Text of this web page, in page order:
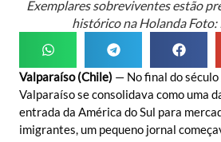
Exemplares sobreviventes estão
histórico na Holanda Foto:
Valparaíso (Chile) — No final do
Valparaíso se consolidava como uma
entrada da América do Sul para
imigrantes, um pequeno jornal